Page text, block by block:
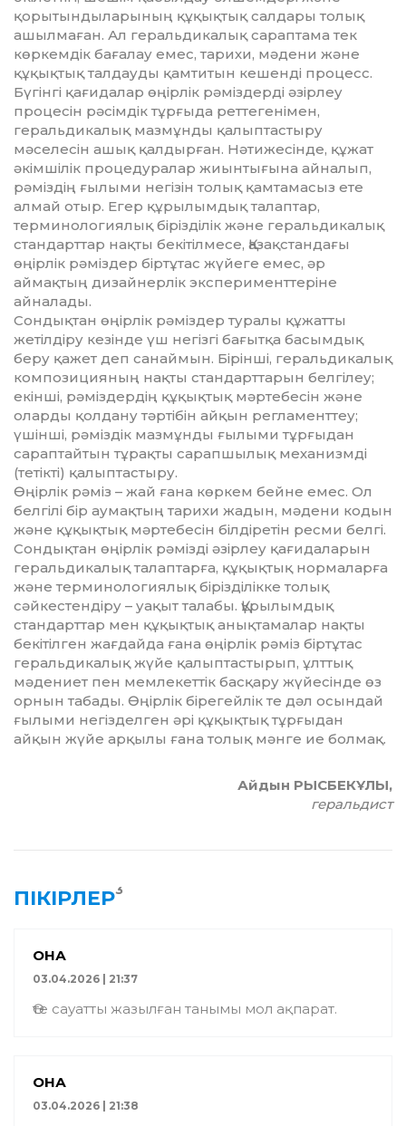
қорытындыларының құқықтық салдары толық
ашылмаған. Ал геральдикалық сараптама тек
көркемдік бағалау емес, тарихи, мәдени және
құқықтық талдауды қамтитын кешенді процесс.
Бүгінгі қағидалар өңірлік рәміздерді әзірлеу
процесін рәсімдік тұрғыда реттегенімен,
геральдикалық мазмұнды қалыптастыру
мәселесін ашық қалдырған. Нәтижесінде, құжат
әкімшілік процедуралар жиынтығына айналып,
рәміздің ғылыми негізін толық қамтамасыз ете
алмай отыр. Егер құрылымдық талаптар,
терминологиялық бірізділік және геральдикалық
стандарттар нақты бекітілмесе, Қазақстандағы
өңірлік рәміздер біртұтас жүйеге емес, әр
аймақтың дизайнерлік эксперименттеріне
айналады.
Сондықтан өңірлік рәміздер туралы құжатты
жетілдіру кезінде үш негізгі бағытқа басымдық
беру қажет деп санаймын. Бірінші, геральдикалық
композицияның нақты стандарттарын белгілеу;
екінші, рәміздердің құқықтық мәртебесін және
оларды қолдану тәртібін айқын регламенттеу;
үшінші, рәміздік мазмұнды ғылыми тұрғыдан
сараптайтын тұрақты сарапшылық механизмді
(тетікті) қалыптастыру.
Өңірлік рәміз – жай ғана көркем бейне емес. Ол
белгілі бір аумақтың тарихи жадын, мәдени кодын
және құқықтық мәртебесін білдіретін ресми белгі.
Сондықтан өңірлік рәмізді әзірлеу қағидаларын
геральдикалық талаптарға, құқықтық нормаларға
және терминологиялық бірізділікке толық
сәйкестендіру – уақыт талабы. Құрылымдық
стандарттар мен құқықтық анықтамалар нақты
бекітілген жағдайда ғана өңірлік рәміз біртұтас
геральдикалық жүйе қалыптастырып, ұлттық
мәдениет пен мемлекеттік басқару жүйесінде өз
орнын табады. Өңірлік бірегейлік те дәл осындай
ғылыми негізделген әрі құқықтық тұрғыдан
айқын жүйе арқылы ғана толық мәнге ие болмақ.
Айдын РЫСБЕКҰЛЫ,
геральдист
ПІКІРЛЕР3
ҚОНАҚ
03.04.2026 | 21:37
Өте сауатты жазылған танымы мол ақпарат.
ҚОНАҚ
03.04.2026 | 21:38